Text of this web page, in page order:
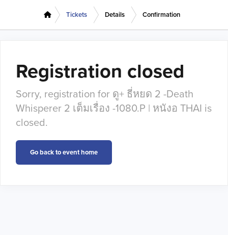
Tickets Details Confirmation
Registration closed
Sorry, registration for ดู+ ธี่หยด 2 -Death
Whisperer 2 เต็มเรื่อง -1080.P | หนังอ THAI is
closed.
Go back to event home